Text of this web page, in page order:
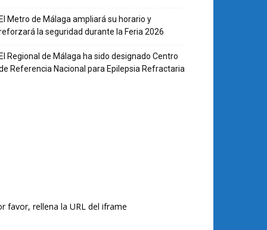
Metro de Málaga ampliará su horario y
la seguridad durante la Feria 2026
Regional de Málaga ha sido designado Centro
Referencia Nacional para Epilepsia Refractaria
favor, rellena la URL del iframe